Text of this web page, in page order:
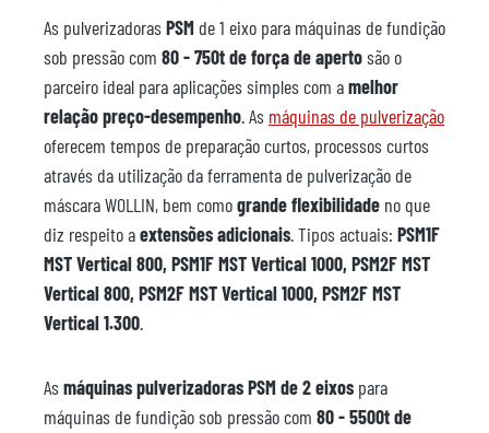
As pulverizadorasPSM de 1 eixo para máquinas de fundição
sob pressão com 80 - 750t de força de apertosão o
parceiro ideal para aplicações simples com amelhor
relação preço-desempenho. As máquinas de pulverização
oferecem tempos de preparação curtos, processos curtos
através da utilização da ferramenta de pulverização de
máscara WOLLIN, bem comogrande flexibilidade no que
diz respeito aextensões adicionais. Tipos actuais: PSM1F
MST Vertical 800, PSM1F MST Vertical 1000, PSM2F MST
Vertical 800, PSM2F MST Vertical 1000, PSM2F MST
Vertical 1.300.
Asmáquinas pulverizadoras PSM de 2 eixos para
máquinas de fundição sob pressão com 80 - 5500t de